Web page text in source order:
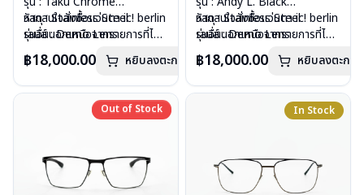
วัสดุ : Stainless Steel
เลนส์ : Demo Lens
อุปกรณ์ : กล่องแว่น, ผ้าเช็ดแว่น
น้ำหนัก : 13 กรัม
การรับประกัน : 1 ปี
หากสนใจสั่งชื้อแว่นตา ic! berlin
รุ่นอื่นนอกเหนือจากรายการที่ได้
ลงไว้กรุณาติดต่อเรา
฿18,000.00 หยิบลงตะกร้า
วัสดุ : Stainless Steel
เลนส์ : Demo Lens
อุปกรณ์ : กล่องแว่น, ผ้าเช็ดแว่น
น้ำหนัก : 17 กรัม
การรับประกัน : 1 ปี
หากสนใจสั่งชื้อแว่นตา ic! berlin
รุ่นอื่นนอกเหนือจากรายการที่ได้
ลงไว้กรุณาติดต่อเรา
฿18,000.00 หยิบลงตะกร้า
Out of Stock
Out of Stock In Stock